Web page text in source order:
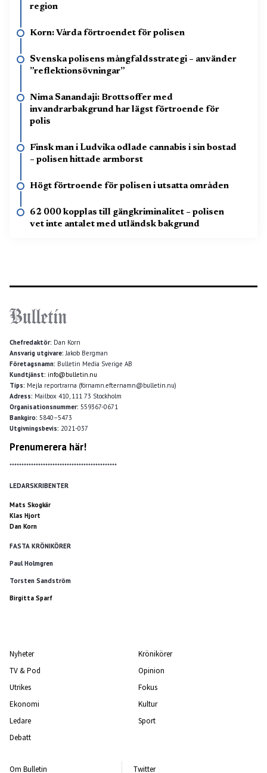
region
Korn: Vårda förtroendet för polisen
Svenska polisens mångfaldsstrategi – använder
”reflektionsövningar”
Nima Sanandaji: Brottsoffer med
invandrarbakgrund har lägst förtroende för
polis
Finsk man i Ludvika odlade cannabis i sin bostad
– polisen hittade armborst
Högt förtroende för polisen i utsatta områden
62 000 kopplas till gängkriminalitet – polisen
vet inte antalet med utländsk bakgrund
Chefredaktör: Dan Korn
Ansvarig utgivare: Jakob Bergman
Företagsnamn: Bulletin Media Sverige AB
Kundtjänst: info@bulletin.nu
Tips: Mejla reportrarna (förnamn.efternamn@bulletin.nu)
Adress: Mailbox 410, 111 73 Stockholm
Organisationsnummer: 559367-0671
Bankgiro: 5840–5473
Utgivningsbevis: 2021-037
Prenumerera här!
*********************************************
LEDARSKRIBENTER
Mats Skogkär
Klas Hjort
Dan Korn
FASTA KRÖNIKÖRER
Paul Holmgren
Torsten Sandström
Birgitta Sparf
Nyheter
TV & Pod
Utrikes
Ekonomi
Ledare
Debatt
Krönikörer
Opinion
Fokus
Kultur
Sport
Om Bulletin Twitter